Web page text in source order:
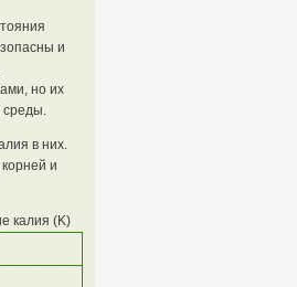
и
но их
среды.
в них.
и
калия (K)